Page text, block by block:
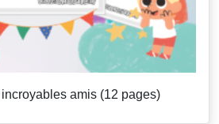
amis (12 pages)